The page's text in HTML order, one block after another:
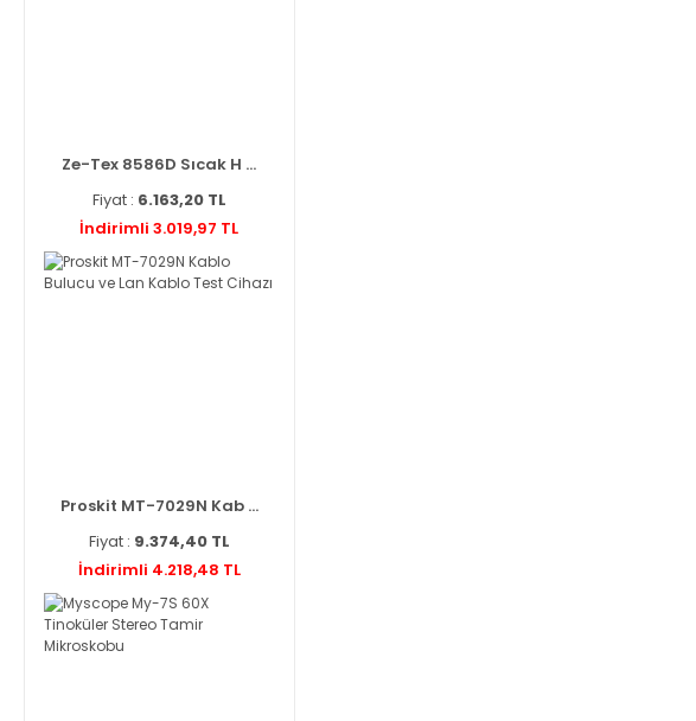
Ze-Tex 8586D Sıcak H ...
Fiyat : 6.163,20 TL
İndirimli 3.019,97 TL
Proskit MT-7029N Kab ...
Fiyat : 9.374,40 TL
İndirimli 4.218,48 TL